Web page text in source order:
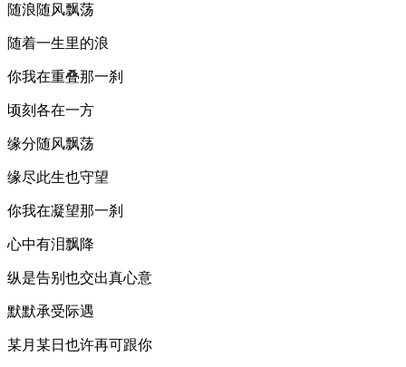
随浪随风飘荡
随着一生里的浪
你我在重叠那一刹
顷刻各在一方
缘分随风飘荡
缘尽此生也守望
你我在凝望那一刹
心中有泪飘降
纵是告别也交出真心意
默默承受际遇
某月某日也许再可跟你